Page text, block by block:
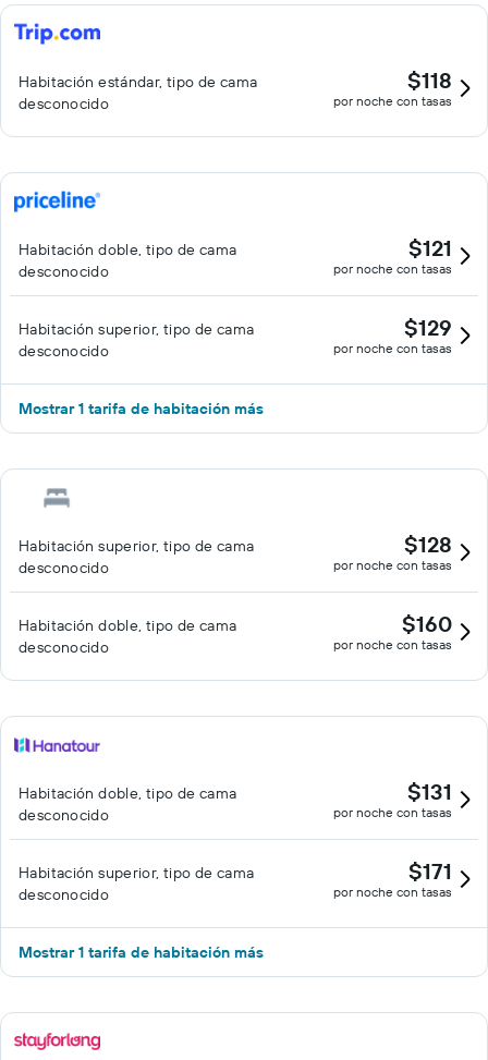
Habitación estándar, tipo de cama
desconocido
$118
por noche con tasas
Habitación doble, tipo de cama
desconocido
$121
por noche con tasas
Habitación superior, tipo de cama
desconocido
$129
por noche con tasas
Mostrar 1 tarifa de habitación más
Habitación superior, tipo de cama
desconocido
$128
por noche con tasas
Habitación doble, tipo de cama
desconocido
$160
por noche con tasas
Habitación doble, tipo de cama
desconocido
$131
por noche con tasas
Habitación superior, tipo de cama
desconocido
$171
por noche con tasas
Mostrar 1 tarifa de habitación más